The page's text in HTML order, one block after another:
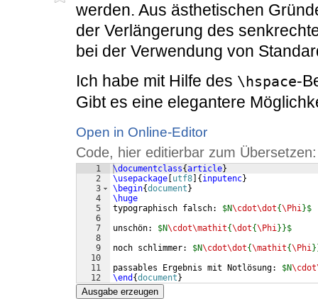
werden. Aus ästhetischen
der Verlängerung des
bei der Verwendung von
Ich habe mit Hilfe des \hspace-
Gibt es eine elegantere
Open in Online-Editor
Code, hier editierbar zum Übersetzen:
1
2
3
4
5
6
7
8
9
10
11
12
\documentclass{article}
\usepackage utf8 { inputenc}
\begin{document }
\huge
typographisch falsch: $N\cdot\dot{\Phi}$
unschön: $N\cdot\mathit{\dot{\Phi}}$
noch schlimmer: $N\cdot\dot{\mathit{\Phi
passables Ergebnis mit Notlösung: $N
\end {document }
Ausgabe erzeugen